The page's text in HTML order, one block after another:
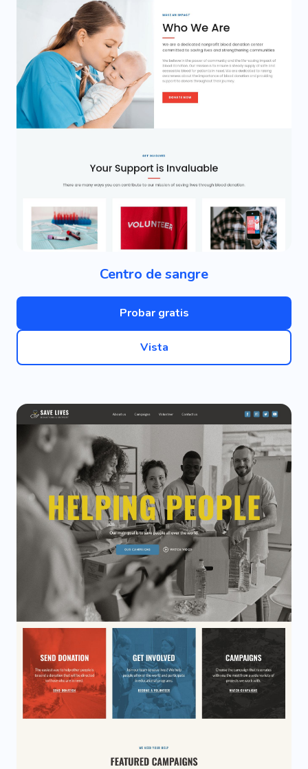
Centro de sangre
Probar gratis
Vista